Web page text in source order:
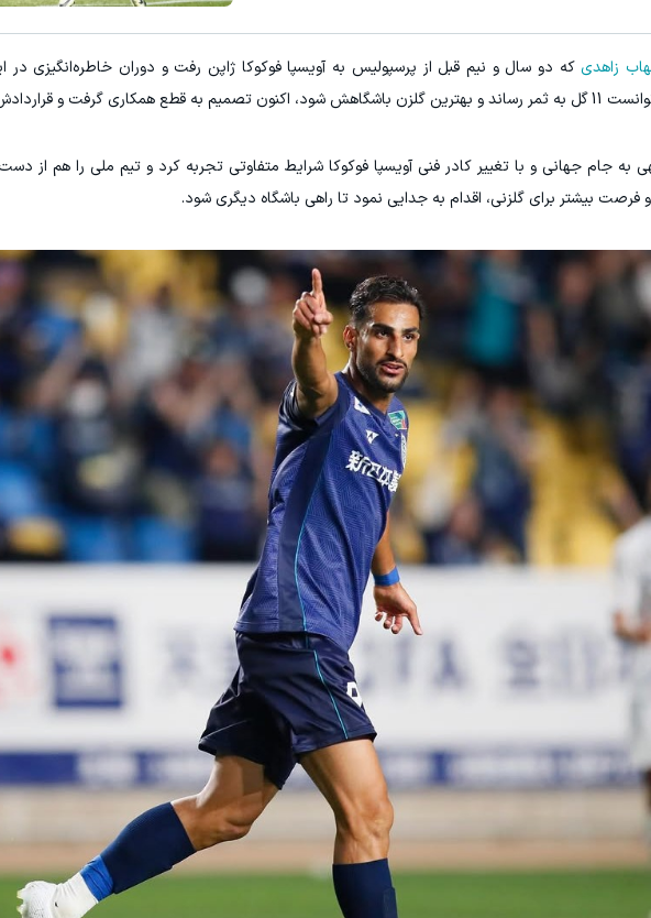
زاهدیکه دو سال و نیم قبل از پرسپولیس به آویسپا فوکوکا ژاپن رفت و دوران خاطره‌انگیزی
و قراردادش را فسخ کرد.
به جام جهانی و با تغییر کادر فنی آویسپا فوکوکا شرایط متفاوتی تجربه کرد و تیم ملی را هم از
فرصت بیشتر برای گلزنی، اقدام به جدایی نمود تا راهی باشگاه دیگری شود.
کلیک کن!
آمپول های لاغری با یک میلیون
کلیک کن!